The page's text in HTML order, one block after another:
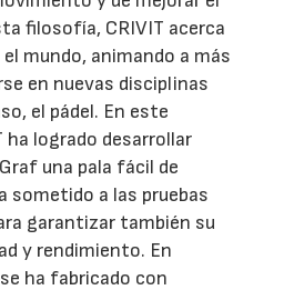
filosofía, CRIVIT acerca
mundo, animando a más
en nuevas disciplinas
el pádel. En este
logrado desarrollar
una pala fácil de
sometido a las pruebas
garantizar también su
y rendimiento. En
ha fabricado con